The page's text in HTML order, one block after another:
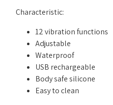
Characteristic:
12 vibration functions
Adjustable
Waterproof
USB rechargeable
Body safe silicone
Easy to clean